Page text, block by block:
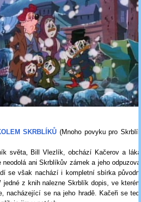
SKRBLÍKŮ (Mnoho povyku pro
světa, Bill Vlezlík, obchází Kačerov a
ani Skrblíkův zámek a jeho
se však nachází i kompletní sbírka
jedné z knih nalezne Skrblík dopis, ve
nacházející se na jeho hradě. Kačeři se